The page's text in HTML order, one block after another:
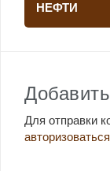
НЕФТИ
Для отправки
авторизоваться